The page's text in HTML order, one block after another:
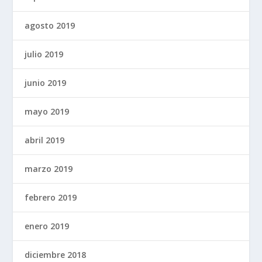
agosto 2019
julio 2019
junio 2019
mayo 2019
abril 2019
marzo 2019
febrero 2019
enero 2019
diciembre 2018